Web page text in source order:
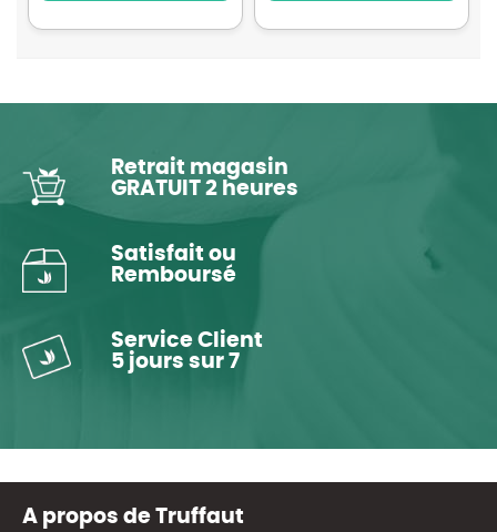
Retrait magasin
GRATUIT 2 heures
Satisfait ou
Remboursé
Service Client
5 jours sur 7
A propos de Truffaut